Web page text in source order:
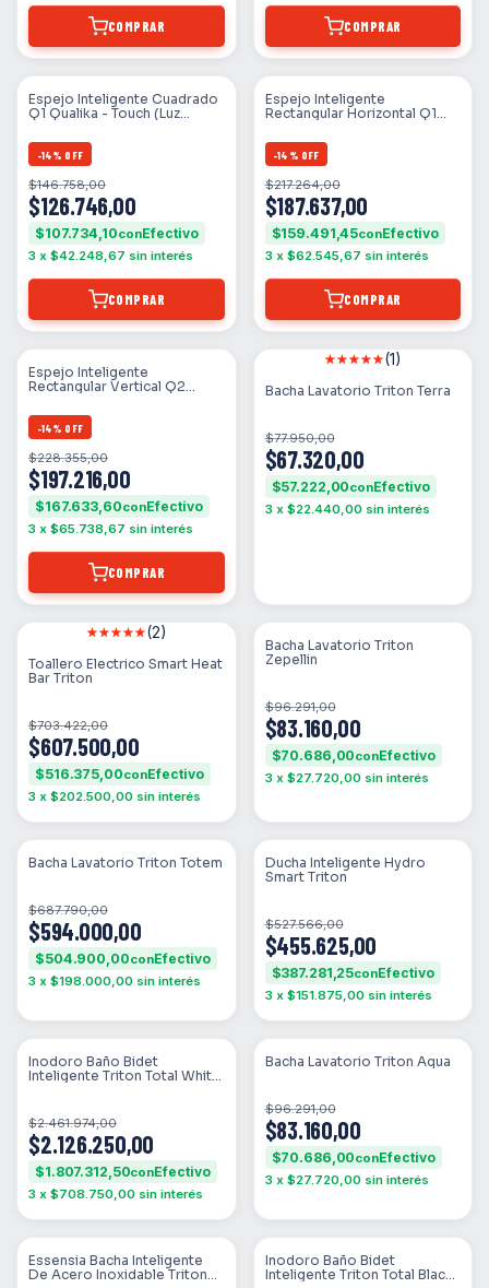
COMPRAR COMPRAR
Espejo Inteligente Cuadrado
Q1 Qualika - Touch (Luz
-14% OFF
$126.746,00
$146.758,00
$107.734,10con
3 x $42.248,67 sin interés
COMPRAR
Espejo Inteligente
Rectangular Horizontal Q1
Amarilla)
-14 % OFF
$187.637,00
$217.264,00
$159.491,45con
3 x $62.545,67 sin interés
COMPRAR
Espejo Inteligente
Rectangular Vertical Q2
Desempañador + Hora (Luz
Calida / Fria / Amarilla)
-14% OFF
$197.216,00
$228.355,00
$167.633,60con
3 x $65.738,67 sin interés
COMPRAR
SIN STOCK (1)
Bacha Lavatorio Triton Terra
$67.320,00
$77.950,00
$57.222,00con
3 x $22.440,00 sin interés
SIN STOCK (2)
Toallero Electrico Smart Heat
Bar Triton
$607.500,00
$703.422,00
$516.375,00con
3 x $202.500,00 sin interés
SIN STOCK
Bacha Lavatorio Triton
Zepellin
$83.160,00
$96.291,00
$70.686,00con
3 x $27.720,00 sin interés
SIN STOCK
Bacha Lavatorio Triton Totem
$594.000,00
$687.790,00
$504.900,00con
3 x $198.000,00 sin interés
SIN STOCK
Ducha Inteligente Hydro
Smart Triton
$455.625,00
$527.566,00
$387.281,25con
3 x $151.875,00 sin interés
SIN STOCK
Inodoro Baño Bidet
Inteligente Triton Total White
$2.126.250,00
$2.461.974,00
$1.807.312,50con
3 x $708.750,00 sin interés
SIN STOCK
Bacha Lavatorio Triton Aqua
$83.160,00
$96.291,00
$70.686,00con
3 x $27.720,00 sin interés
SIN STOCK
Essensia Bacha Inteligente
De Acero Inoxidable Triton
SIN STOCK
Inodoro Baño Bidet
Inteligente Triton Total Black